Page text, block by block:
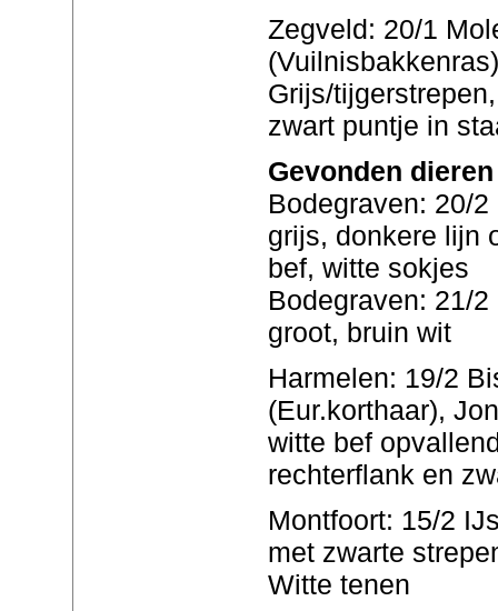
Zegveld: 20/1
Grijs/
zwart puntje in
Gevonden dieren
Bodegraven: 20/
grijs, donkere lijn
bef, witte sokjes
Bodegraven: 21/
groot, bruin wit
Harmelen: 19/2
(Eur.korthaar),
witte bef
rechterflank en
Montfoort: 15/2
met zwarte
Witte tenen